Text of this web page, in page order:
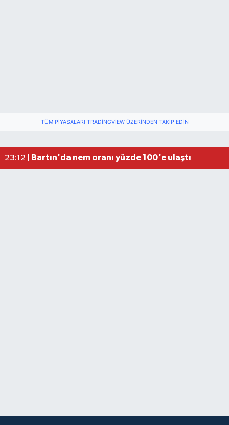
TÜM PIYASALARI TRADINGVIEW ÜZERINDEN TAKIP EDIN
23:12 |
Bartın'da nem oranı yüzde 100'e ulaştı